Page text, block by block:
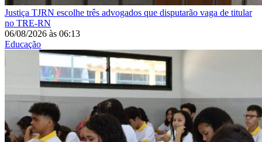
Justiça TJRN escolhe três advogados que disputarão vaga de titular
no TRE-RN
06/08/2026 às 06:13
Educação